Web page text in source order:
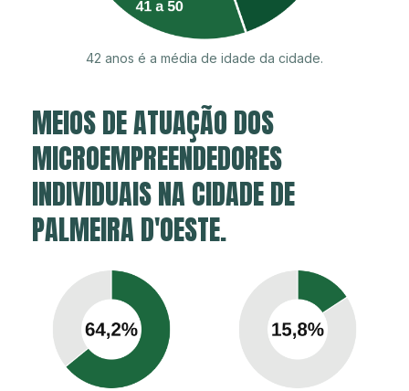
42 anos é a média de idade da cidade.
MEIOS DE ATUAÇÃO DOS
MICROEMPREENDEDORES
INDIVIDUAIS NA CIDADE DE
PALMEIRA D'OESTE.